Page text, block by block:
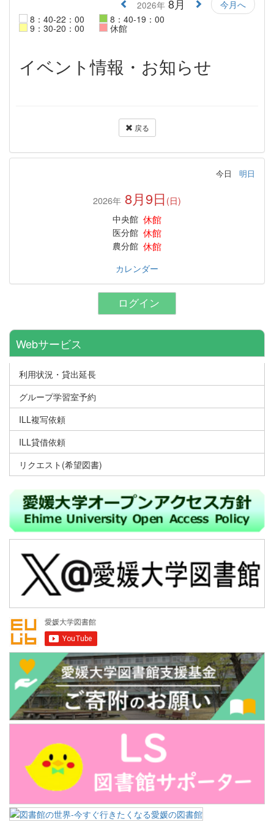
2026年 8月
今月へ
8：40-22：00
8：40-19：00
9：30-20：00 休館
イベント情報・お知らせ
戻る
今日 明日
2026年 8月9日 (日)
中央館 休館
医分館 休館
農分館 休館
カレンダー
ログイン
Webサービス
利用状況・貸出延長
グループ学習室予約
ILL複写依頼
ILL貸借依頼
リクエスト(希望図書)